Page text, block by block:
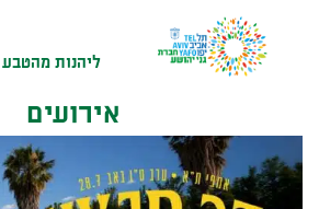
נָגִישׁ
בִּקְלִיק
ליהנות מהטבע
אירועים